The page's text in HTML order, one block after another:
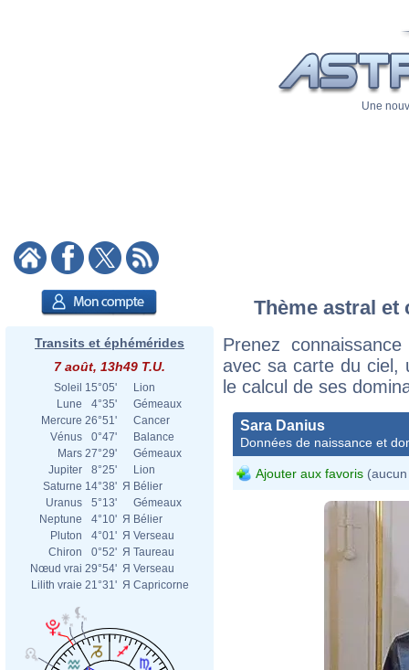
Une
Transits et éphémérides
7 août, 13h49 T.U.
Soleil 15°05'
Lion
Lune
4°35'
Gémeaux
Mercure 26°51'
Cancer
Vénus
0°47'
Balance
Mars 27°29'
Gémeaux
Jupiter
8°25'
Lion
Saturne 14°38' Я Bélier
Uranus
5°13'
Gémeaux
Neptune
4°10' Я Bélier
Pluton
4°01' Я Verseau
Chiron
0°52' Я Taureau
Nœud vrai 29°54' Я Verseau
Lilith vraie 21°31' Я Capricorne
Thème astral et
Prenez
avec sa carte du ciel,
le calcul de ses
Sara Danius
Données de naissance et
Ajouter aux favoris